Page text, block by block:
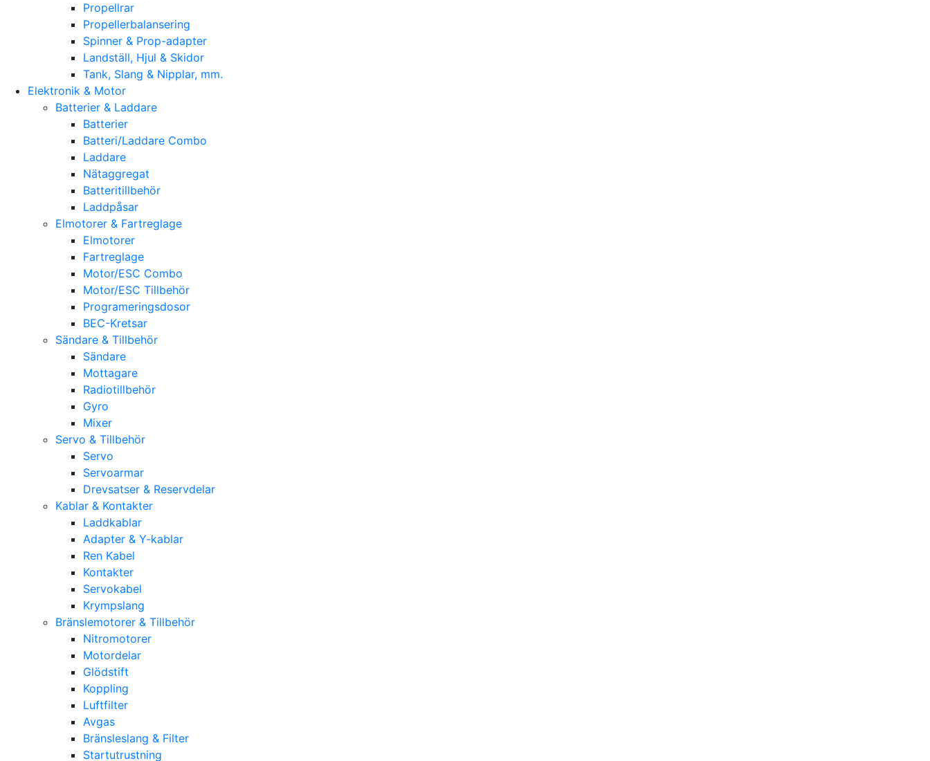
Propellrar
Propellerbalansering
Spinner & Prop-adapter
Landställ, Hjul & Skidor
Tank, Slang & Nipplar, mm.
Elektronik & Motor
Batterier & Laddare
Batterier
Batteri/Laddare Combo
Laddare
Nätaggregat
Batteritillbehör
Laddpåsar
Elmotorer & Fartreglage
Elmotorer
Fartreglage
Motor/ESC Combo
Motor/ESC Tillbehör
Programeringsdosor
BEC-Kretsar
Sändare & Tillbehör
Sändare
Mottagare
Radiotillbehör
Gyro
Mixer
Servo & Tillbehör
Servo
Servoarmar
Drevsatser & Reservdelar
Kablar & Kontakter
Laddkablar
Adapter & Y-kablar
Ren Kabel
Kontakter
Servokabel
Krympslang
Bränslemotorer & Tillbehör
Nitromotorer
Motordelar
Glödstift
Koppling
Luftfilter
Avgas
Bränsleslang & Filter
Startutrustning